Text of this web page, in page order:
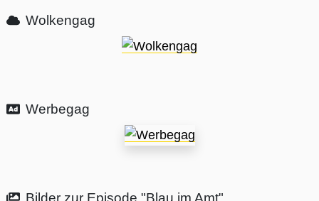
Wolkengag
Werbegag
Bilder zur Episode "Blau im Amt"